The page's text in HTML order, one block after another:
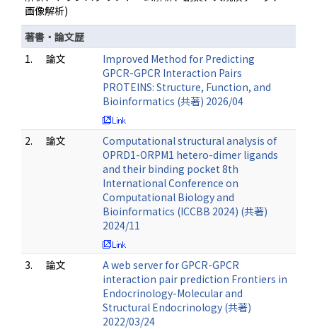
画像解析)
著書・論文歴
1.
論文
Improved Method for Predicting
GPCR-GPCR Interaction Pairs
PROTEINS: Structure, Function, and
Bioinformatics (共著) 2026/04
2. 論文
Computational structural analysis of
OPRD1-ORPM1 hetero-dimer ligands
and their binding pocket 8th
International Conference on
Computational Biology and
Bioinformatics (ICCBB 2024) (共著)
2024/11
3. 論文
A web server for GPCR-GPCR
interaction pair prediction Frontiers in
Endocrinology-Molecular and
Structural Endocrinology (共著)
2022/03/24